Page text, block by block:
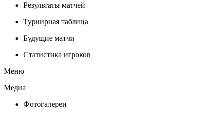
Результаты матчей
Турнирная таблица
Будущие матчи
Статистика игроков
Меню
Медиа
Фотогалереи